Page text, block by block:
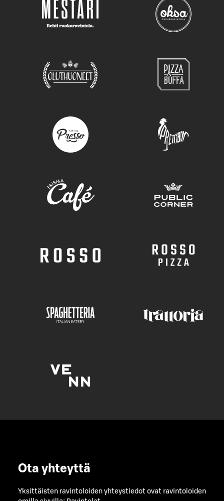
Ota yhteyttä
Yksittäisten ravintoloiden yhteystiedot ovat ravintoloiden